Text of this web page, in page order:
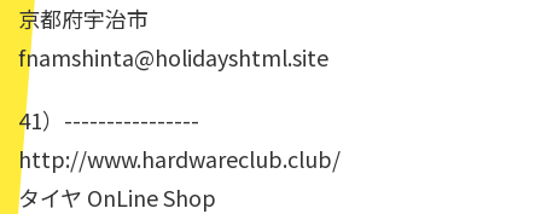
京都府宇治市
fnamshinta@holidayshtml.site
41）----------------
http://www.hardwareclub.club/
タイヤ OnLine Shop